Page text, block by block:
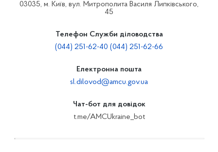
03035, м. Київ, вул. Митрополита Василя Липківського,
45
Телефон Служби діловодства
(044) 251-62-40 (044) 251-62-66
Електронна пошта
sl.dilovod@amcu.gov.ua
Чат-бот для довідок
t.me/AMCUkraine_bot